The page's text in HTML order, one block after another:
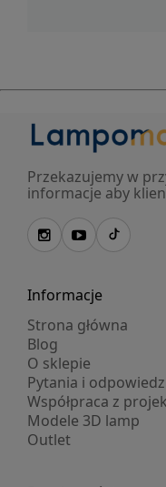
Przekazujemy w
informacje aby
Informacje
Strona główna
Blog
O sklepie
Pytania i
Współpraca z
Modele 3D lamp
Outlet